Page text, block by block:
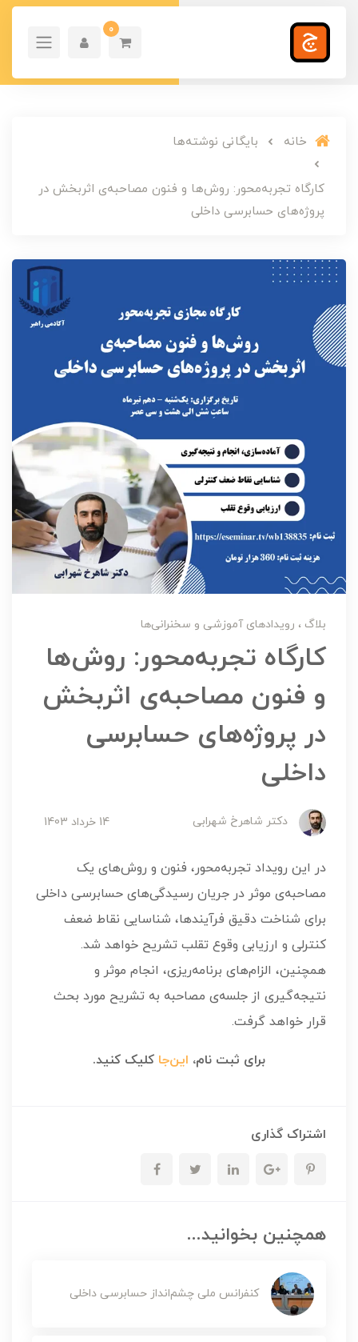
0
خانه بایگانی نوشته‌ها
کارگاه تجربه‌محور: روش‌ها و فنون مصاحبه‌ی اثربخش در
پروژه‌های حسابرسی داخلی
بلاگ رویدادهای آموزشی و سخنرانی‌ها
کارگاه تجربه‌محور: روش‌ها
و فنون مصاحبه‌ی اثربخش
در پروژه‌های حسابرسی
داخلی
دکتر شاهرخ شهرابی 14 خرداد 1403
در این رویداد تجربه‌محور، فنون و روش‌های یک
مصاحبه‌ی موثر در جریان رسیدگی‌های حسابرسی داخلی
برای شناخت دقیق فرآیندها، شناسایی نقاط ضعف
کنترلی و ارزیابی وقوع تقلب تشریح خواهد شد.
همچنین، الزام‌های برنامه‌ریزی، انجام موثر و
نتیجه‌گیری از جلسه‌ی مصاحبه به تشریح مورد بحث
قرار خواهد گرفت.
برای ثبت نام، این‌جا کلیک کنید.
اشتراک گذاری
همچنین بخوانید...
کنفرانس ملی چشم‌انداز حسابرسی داخلی